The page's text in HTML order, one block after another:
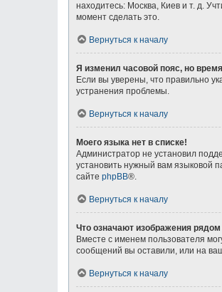
находитесь: Москва, Киев и т. д.
момент сделать это.
Вернуться к началу
Я изменил часовой пояс, но
Если вы уверены, что правильно
устранения проблемы.
Вернуться к началу
Моего языка нет в списке!
Администратор не установил
установить нужный вам языковой
сайте phpBB®.
Вернуться к началу
Что означают изображения
Вместе с именем пользователя
сообщений вы оставили, или на
Вернуться к началу